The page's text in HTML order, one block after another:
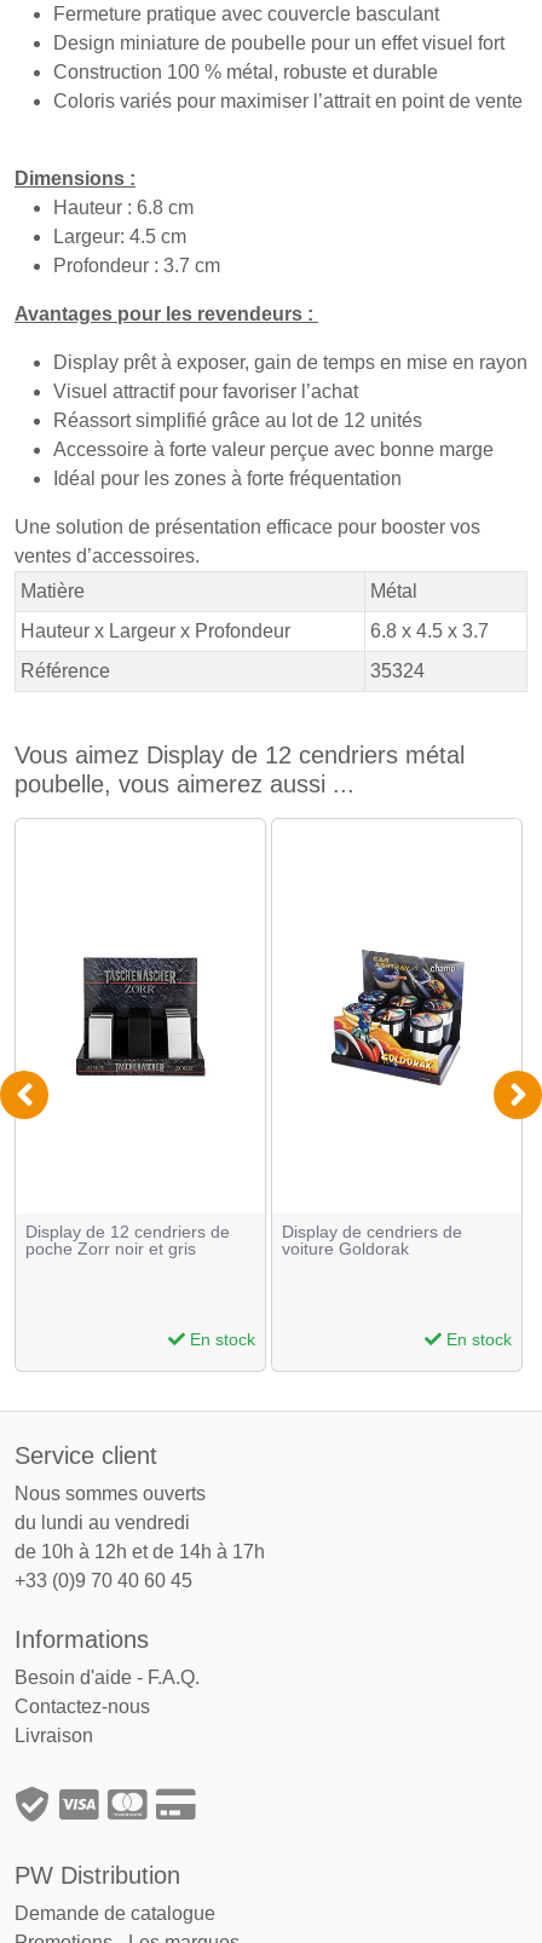
Fermeture pratique avec couvercle basculant
Design miniature de poubelle pour un effet visuel fort
Construction 100 % métal, robuste et durable
Coloris variés pour maximiser l’attrait en point de vente
Dimensions :
Hauteur : 6.8 cm
Largeur: 4.5 cm
Profondeur : 3.7 cm
Avantages pour les revendeurs :
Display prêt à exposer, gain de temps en mise en rayon
Visuel attractif pour favoriser l’achat
Réassort simplifié grâce au lot de 12 unités
Accessoire à forte valeur perçue avec bonne marge
Idéal pour les zones à forte fréquentation
Une solution de présentation efficace pour booster vos
ventes d’accessoires.
Matière
Métal
Hauteur x Largeur x Profondeur
6.8 x 4.5 x 3.7
Référence
35324
Vous aimez Display de 12 cendriers métal
poubelle, vous aimerez aussi ...
Display de 12 cendriers de
poche Zorr noir et gris
En stock
Display de cendriers de
voiture Goldorak
En stock
Service client
Nous sommes ouverts
du lundi au vendredi
de 10h à 12h et de 14h à 17h
+33 (0)9 70 40 60 45
Informations
Besoin d'aide - F.A.Q.
Contactez-nous
Livraison
PW Distribution
Demande de catalogue